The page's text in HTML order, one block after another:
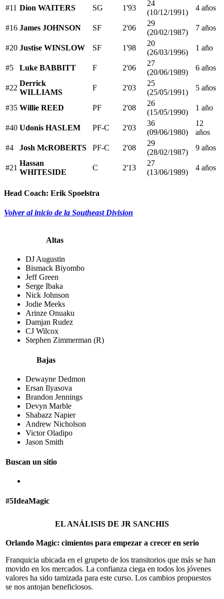
#11 Dion WAITERS SG 1'93
24
(10/12/1991)
4 años
#16 James JOHNSON SF 2'06
29
(20/02/1987)
7 años
#20 Justise WINSLOW SF 1'98
20
(26/03/1996)
1 año
#5 Luke BABBITT F 2'06
27
(20/06/1989)
6 años
#22
Derrick
WILLIAMS
F 2'03
25
(25/05/1991)
5 años
#35 Willie REED PF 2'08
26
(15/05/1990)
1 año
#40 Udonis HASLEM PF-C 2'03
36
(09/06/1980)
12
años
#4
Josh McROBERTS PF-C 2'08
29
(28/02/1987)
9 años
#21
Hassan
WHITESIDE
C 2'13
27
(13/06/1989)
4 años
Head Coach: Erik Spoelstra
Volver al inicio de la Southeast Division
Altas
DJ Augustin
Bismack Biyombo
Jeff Green
Serge Ibaka
Nick Johnson
Jodie Meeks
Arinze Onuaku
Damjan Rudez
CJ Wilcox
Stephen Zimmerman (R)
Bajas
Dewayne Dedmon
Ersan Ilyasova
Brandon Jennings
Devyn Marble
Shabazz Napier
Andrew Nicholson
Victor Oladipo
Jason Smith
Buscan un sitio
#5IdeaMagic
EL ANÁLISIS DE JR SANCHIS
Orlando Magic: cimientos para empezar a crecer en serio
Franquicia ubicada en el grupeto de los transitorios que más se han
movido en los mercados. La confianza ciega en todos los jóvenes
valores ha sido tamizada para este curso. Los cambios propuestos
se nos antojan beneficiosos.